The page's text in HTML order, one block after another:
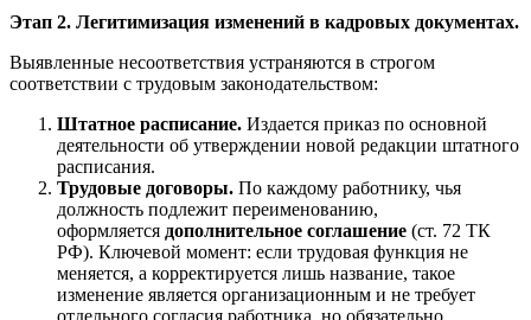
Этап 2. Легитимизация изменений в кадровых документах.
Выявленные несоответствия устраняются в строгом
соответствии с трудовым законодательством:
Штатное расписание. Издается приказ по основной
деятельности об утверждении новой редакции штатного
расписания.
Трудовые договоры. По каждому работнику, чья
должность подлежит переименованию,
оформляется дополнительное соглашение (ст. 72 ТК
РФ). Ключевой момент: если трудовая функция не
меняется, а корректируется лишь название, такое
изменение является организационным и не требует
отдельного согласия работника, но обязательно